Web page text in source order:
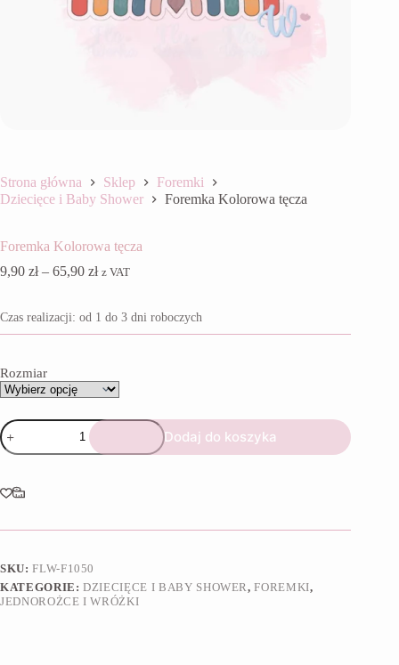
Strona główna Sklep
Foremki
Dziecięce i Baby Shower
Foremka Kolorowa tęcza
Foremka Kolorowa tęcza
9,90 zł – 65,90 złZakres
9,90 zł
do
z VAT
Czas realizacji: od 1 do 3 dni roboczych
Rozmiar
ilość
Foremka
Kolorowa
Dodaj do koszyka
SKU:FLW-F1050
KATEGORIE:DZIECIĘCE I BABY SHOWER,FOREMKI,
JEDNOROŻCE I WRÓŻKI